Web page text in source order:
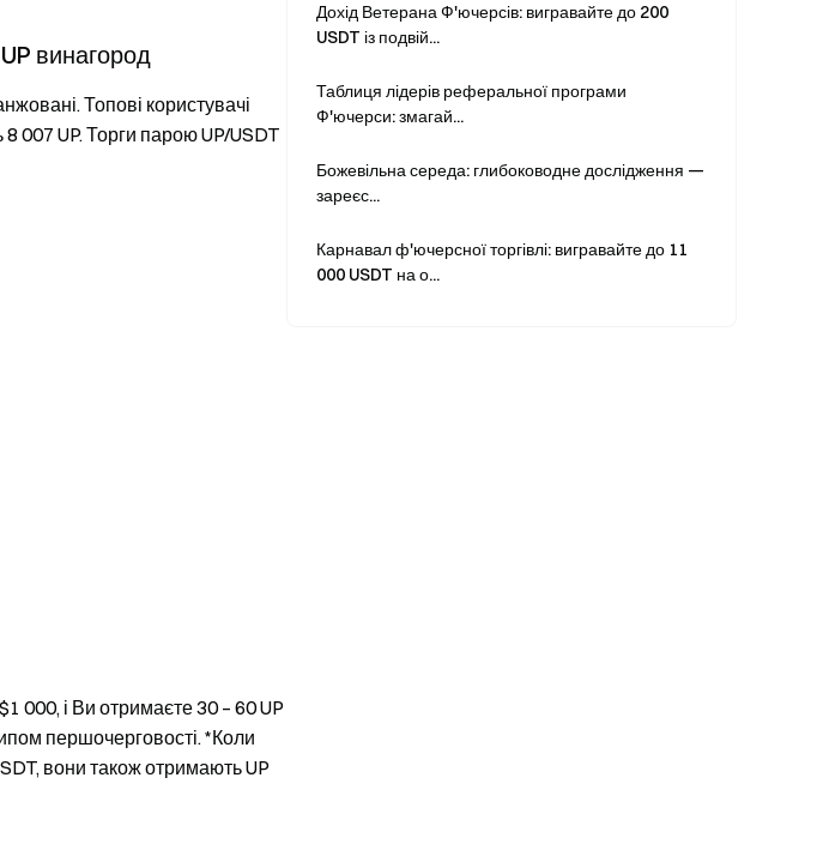
винагород
Топові користувачі
007 UP. Торги парою UP/USDT
000, і Ви отримаєте 30 – 60 UP
першочерговості. *Коли
вони також отримають UP
Дохід Ветерана Ф'ючерсів: вигравайте до 200
USDT із подвій...
Таблиця лідерів реферальної програми
Ф'ючерси: змагай...
Божевільна середа: глибоководне дослідження —
зареєс...
Карнавал ф'ючерсної торгівлі: вигравайте до 11
000 USDT на о...